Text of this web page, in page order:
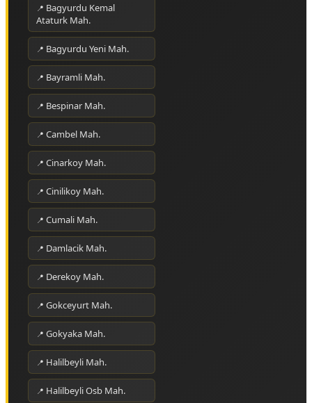
Bagyurdu Kemal
Ataturk Mah.
Bagyurdu Yeni Mah.
Bayramli Mah.
Bespinar Mah.
Cambel Mah.
Cinarkoy Mah.
Cinilikoy Mah.
Cumali Mah.
Damlacik Mah.
Derekoy Mah.
Gokceyurt Mah.
Gokyaka Mah.
Halilbeyli Mah.
Halilbeyli Osb Mah.